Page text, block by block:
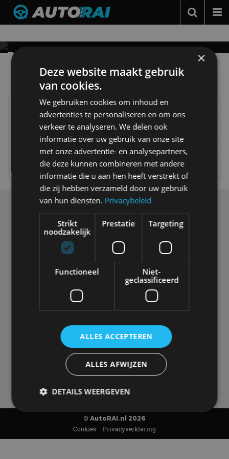
Autotests
Automerken
Adverteren
Contact
MotorRAI.nl
Nieuws over
DEZE AUTOFABRIKANT MAAKT NU OOK
HUMANOÏDE ROBOTS
"Binnenkort al te zien bij een geselecteerd aantal
dealers in Nederland"
Meer autonieuws
Alle categorieën van AutoRAI.nl
Elektrisch
Autotests
Interview
Column
Gadgets
Tech
Video
Games
Over ons
Op AutoRAI.nl vind je alles waar het hart van een
autoliefhebber sneller van gaat kloppen. In beeld én geluid,
van stadsauto tot supercar.
Ons team
levert je het laatste
autonieuws, autotests en nog veel meer.
Elke week de populairste blogs in je mailbox?
Meld je aan voor de nieuwsbrief!
Volg AutoRAI.nl op social media
AutoRAI.nl is powered by
© AutoRAI.nl 2026
Cookies Privacyverklaring
×
Deze website maakt gebruik
van cookies.
We gebruiken cookies om inhoud en
advertenties te personaliseren en om ons
verkeer te analyseren. We delen ook
informatie over uw gebruik van onze site
met onze advertentie- en analysepartners,
die deze kunnen combineren met andere
informatie die u aan hen heeft verstrekt of
die zij hebben verzameld door uw gebruik
van hun diensten. Privacybeleid
Strikt
noodzakelijk
Prestatie Targeting
Functioneel
Niet-
geclassificeerd
ALLES ACCEPTEREN
ALLES AFWIJZEN
DETAILS WEERGEVEN
Strikt noodzakelijk Prestatie
Targeting